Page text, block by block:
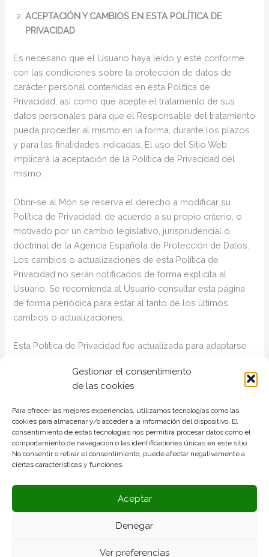
Gestionar el consentimiento
de las cookies
Para ofrecer las mejores experiencias, utilizamos tecnologías como las
cookies para almacenar y/o acceder a la información del dispositivo. El
consentimiento de estas tecnologías nos permitirá procesar datos como el
comportamiento de navegación o las identificaciones únicas en este sitio.
No consentir o retirar el consentimiento, puede afectar negativamente a
ciertas características y funciones.
Aceptar
Denegar
Ver preferencias
ACEPTACIÓN Y CAMBIOS EN ESTA POLÍTICA DE
PRIVACIDAD
Es necesario que el Usuario haya leído y esté conforme
con las condiciones sobre la protección de datos de
carácter personal contenidas en esta Política de
Privacidad, así como que acepte el tratamiento de sus
datos personales para que el Responsable del tratamiento
pueda proceder al mismo en la forma, durante los plazos
y para las ﬁnalidades indicadas. El uso del Sitio Web
implicará la aceptación de la Política de Privacidad del
mismo.
Obrir-se al Món se reserva el derecho a modiﬁcar su
Política de Privacidad, de acuerdo a su propio criterio, o
motivado por un cambio legislativo, jurisprudencial o
doctrinal de la Agencia Española de Protección de Datos.
Los cambios o actualizaciones de esta Política de
Privacidad no serán notiﬁcados de forma explícita al
Usuario. Se recomienda al Usuario consultar esta página
de forma periódica para estar al tanto de los últimos
cambios o actualizaciones.
Esta Política de Privacidad fue actualizada para adaptarse
del Consejo, de 27 de abril de 2016, relativo a la
protección de las personas físicas en lo que respecta al
estos datos (RGPD) y a la Ley Orgánica 3/2018, de 5 de
diciembre, de Protección de Datos Personales y garantía
de los derechos digitales.
Este documento de Política de Privacidad de un sitio web
política de privacidad